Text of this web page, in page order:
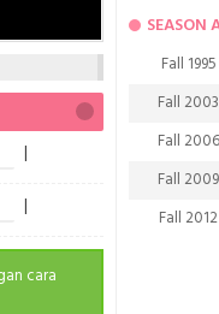
|
|
cara
Demons
Drama
Family
Friendship
Harem
Horror
SEASON
Fall 1995
Fall 2003
Fall 2006
Fall 2009
Fall 2012